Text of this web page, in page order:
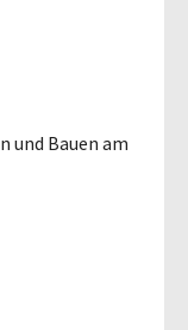
und Bauen am